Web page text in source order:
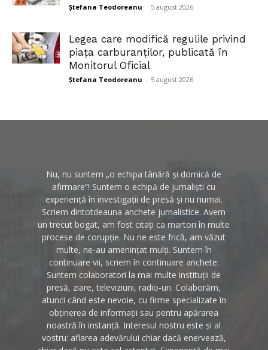
Ștefana Teodoreanu - 5 august 2026
Legea care modifică regulile privind
piața carburanților, publicată în
Monitorul Oficial
Ștefana Teodoreanu - 5 august 2026
Nu, nu suntem „o echipa tânără și dornică de
afirmare”! Suntem o echipă de jurnaliști cu
experiență în investigații de presă și nu numai.
Scriem dintotdeauna anchete jurnalistice. Avem
un trecut bogat, am fost citați ca martori în multe
procese de corupție. Nu ne este frică, am văzut
multe, ne-au amenințat mulți. Suntem în
continuare vii, scriem în continuare anchete.
Suntem colaboratori la mai multe instituții de
presă, ziare, televiziuni, radio-uri. Colaborăm,
atunci când este nevoie, cu firme specializate în
obținerea de informații sau pentru apărarea
noastră în instanță. Interesul nostru este și al
vostru: aflarea adevărului chiar dacă enervează,